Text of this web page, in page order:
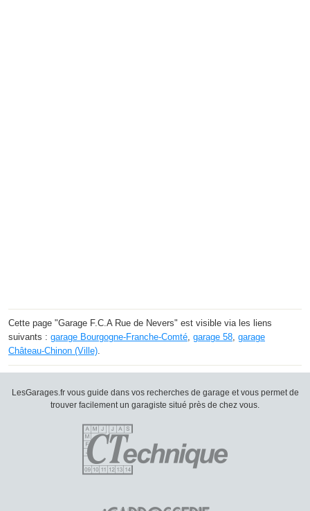
Cette page "Garage F.C.A Rue de Nevers" est visible via les liens
suivants : garage Bourgogne-Franche-Comté, garage 58, garage
Château-Chinon (Ville).
LesGarages.fr vous guide dans vos recherches de garage et vous permet de
trouver facilement un garagiste situé près de chez vous.